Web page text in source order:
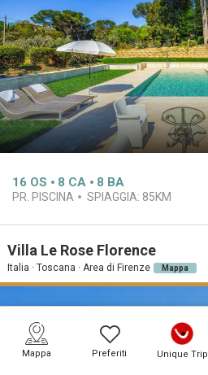
Mappa Preferiti Unique Trip
16 OS 8 CA 8 BA
PR. PISCINA SPIAGGIA: 85KM
Villa Le Rose Florence
Italia · Toscana · Area di Firenze Mappa